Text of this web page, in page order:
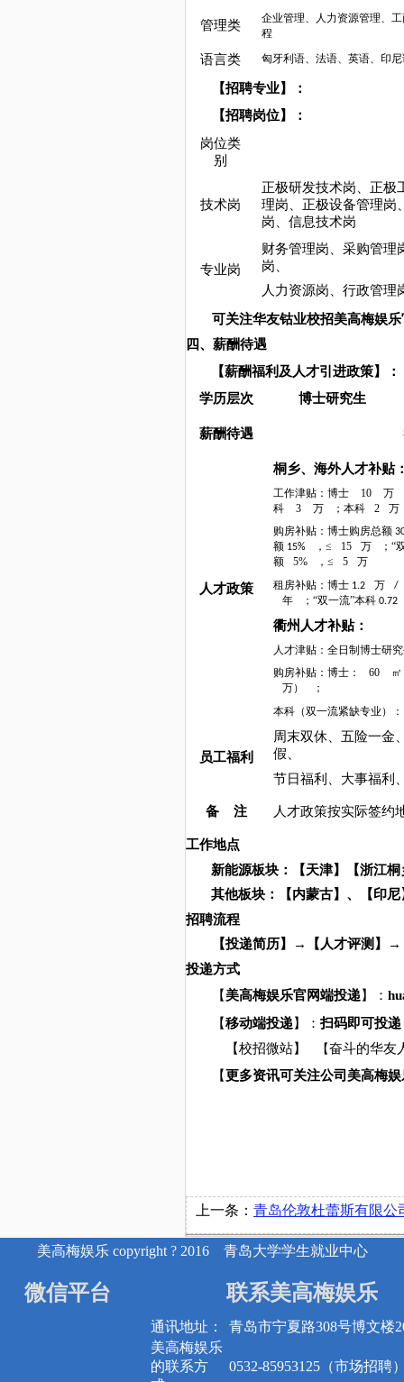
管理类
企业管理、人力资源管理、
程
语言类 匈牙利语、法语、英语、印
【招聘专业】：
【招聘岗位】：
岗位类
别
技术岗
正极研发技术岗、正极
理岗、正极设备管理岗
岗、信息技术岗
专业岗
财务管理岗、采购管理
岗、
人力资源岗、行政管理
可关注华友钴业校招美高梅娱
四、薪酬待遇
【薪酬福利及人才引进政策】：
学历层次
博士研究生
薪酬待遇
人才政策
桐乡、海外人才补贴
工作津贴：博士 10 万
科
3 万 ；本科 2
万
购房补贴：博士购房总额
额 15% ，≤ 15 万
；“
额
5% ，≤ 5
万
租房补贴：博士 1.2 万 /
年 ；“双一流”本科 0.72
衢州人才补贴：
人才津贴：全日制博士研
购房补贴：博士：
60
万）
；
本科（双一流紧缺专业）：
员工福利
周末双休、五险一金
假、
节日福利、大事福利
备 注 人才政策按实际签约
工作地点
新能源板块：【天津】【浙江
其他板块：【内蒙古】、【印
招聘流程
【投递简历】
→ 【人才评测】 →
投递方式
【美高梅娱乐官网端投递 】：
【移动端投递】：扫码即可投递
【校招微站】
【奋斗的华友
【更多资讯可关注公司美高梅
上一条： 青岛伦敦杜蕾斯有限公司
美高梅娱乐 copyright ? 2016 青岛大学学生就业中心
微信平台 联系美高梅娱乐
通讯地址：
青岛市宁夏路308号博文楼
美高梅娱乐
的联系方
0532-85953125（市场招聘